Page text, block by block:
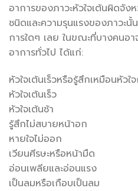
อาการของภาวะหัวใจเต้นผิดจั
ชนิดและความรุนแรงของภาวะนั้
การใดๆ เลย ในขณะที่บางคน
อาการทั่วไป ได้แก่:
หัวใจเต้นเร็วหรือรู้สึกเหมือนหัวใ
หัวใจเต้นเร็ว
หัวใจเต้นช้า
รู้สึกไม่สบายหน้าอก
หายใจไม่ออก
เวียนศีรษะหรือหน้ามืด
อ่อนเพลียและอ่อนแรง
เป็นลมหรือเกือบเป็นลม